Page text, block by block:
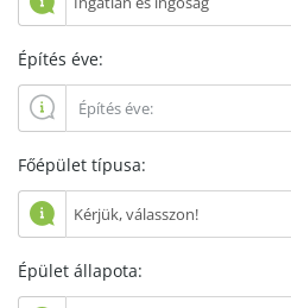
Építés éve:
Főépület típusa:
Épület állapota: